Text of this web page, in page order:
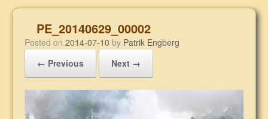
PE_20140629_00002
Posted on 2014-07-10 by Patrik Engberg
← Previous
Next →